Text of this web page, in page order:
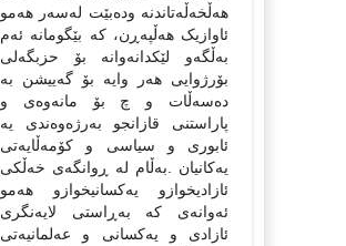
هەڵخەڵەتاندنە ودەبێت لەسەر هەمو
ئاوازیک هەڵپەڕن، کە بێگومانە ئەم
بەڵگەو لێکدانەوانە بۆ حزبگەلی
بۆرژوایی هەر وایە بۆ گەییشن بە
دەسەڵات و چ بۆ مانەوەی و
پاراستنی قازانجو بەرژەوەندی یە
ئابوری و سیاسی و کۆمەڵایەتی
یەکانیان .بەڵام لە ڕوانگەی خەڵکی
ئازادیخوازو یەکسانیخوازو هەمو
ئەوانەی کە بەڕاستی لایەنگری
ئازادی و یەکسانی و عەلمانیەتی